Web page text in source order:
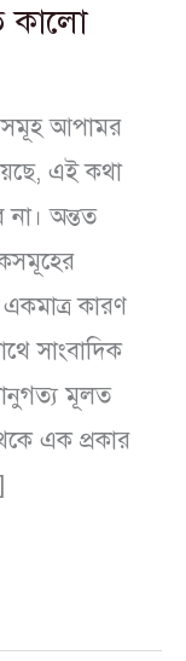
কালো
আপামর
এই কথা
না। অন্তত
একমাত্র কারণ
সাংবাদিক
মূলত
এক প্রকার